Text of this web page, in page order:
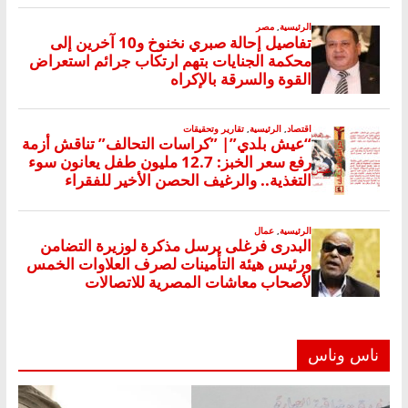
ناس وناس